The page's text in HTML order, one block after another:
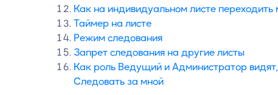
Как на индивидуальном листе
Таймер на листе
Режим следования
Запрет следования на другие листы
Как роль Ведущий и Администратор
Следовать за мной